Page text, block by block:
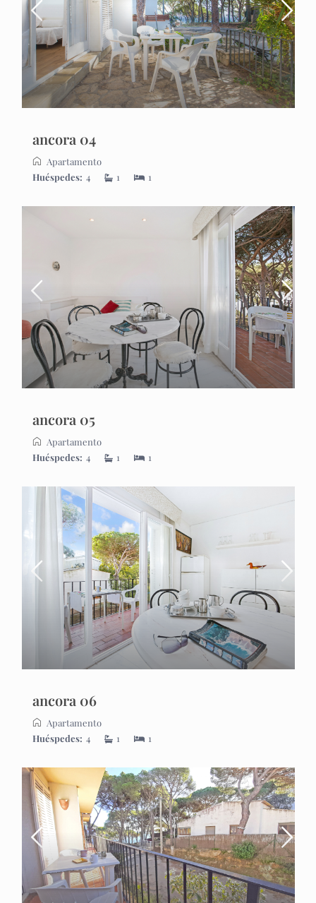
ancora 04
Apartamento
Huéspedes: 4 1 1
ancora 05
Apartamento
Huéspedes: 4 1 1
ancora 06
Apartamento
Huéspedes: 4 1 1